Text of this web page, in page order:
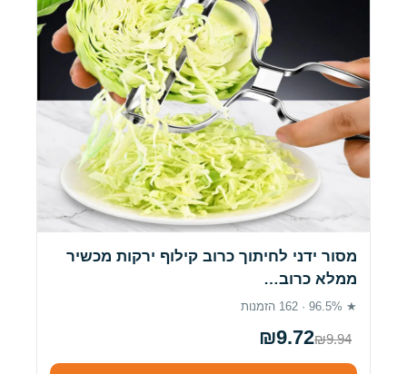
מסור ידני לחיתוך כרוב קילוף ירקות מכשיר
ממלא כרוב…
★ 96.5% · 162 הזמנות
₪9.72₪9.94